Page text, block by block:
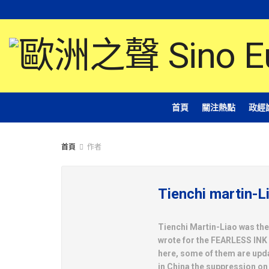
首頁 關注熱點 政經
首頁 作者
Tienchi martin-
Tienchi Martin-Liao was
wrote for the FEARLESS
here, some of them are
in China the suppression